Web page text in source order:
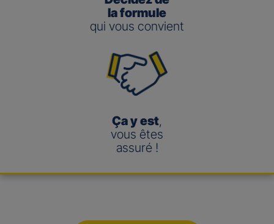
la formule
qui vous convient
Ça y est,
vous êtes
assuré !